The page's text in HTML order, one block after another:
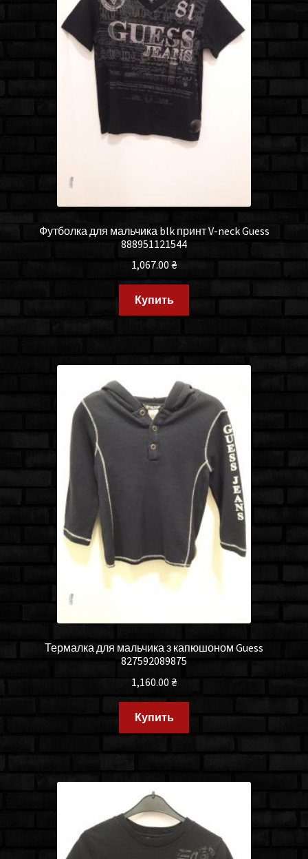
Футболка для мальчика blk принт V-neck Guess
888951121544
1,067.00₴
Купить
Термалка для мальчика з капюшоном Guess
827592089875
1,160.00₴
Купить